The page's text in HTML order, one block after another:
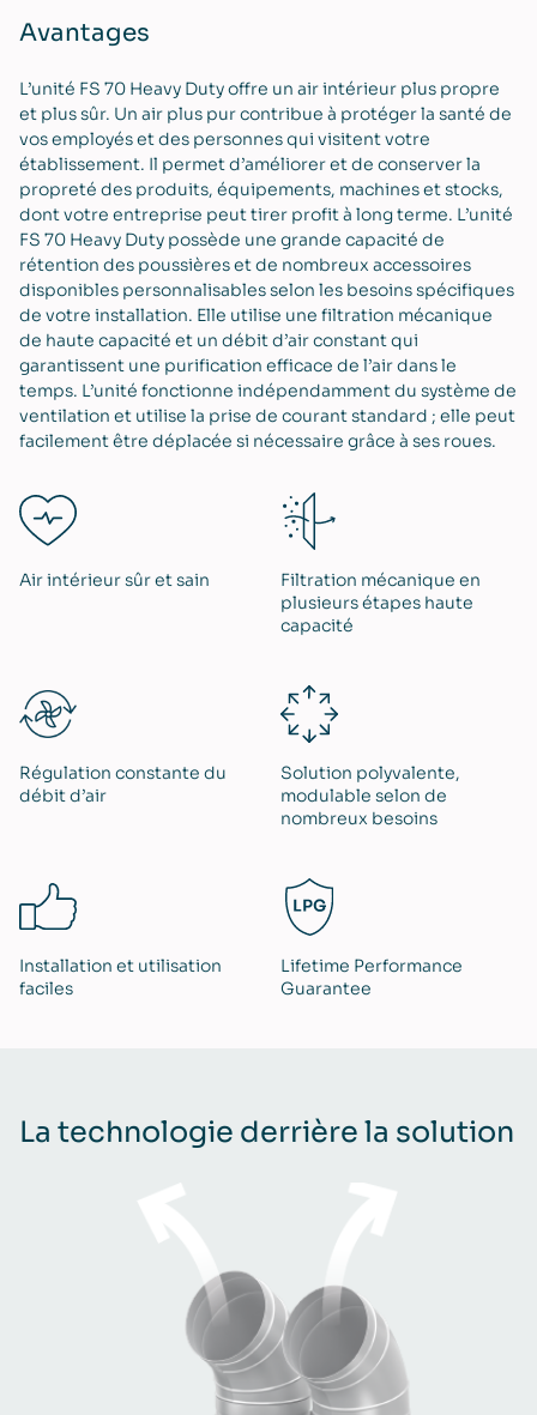
Avantages
L’unité FS 70 Heavy Duty offre un air intérieur plus propre
et plus sûr. Un air plus pur contribue à protéger la santé de
vos employés et des personnes qui visitent votre
établissement. Il permet d’améliorer et de conserver la
propreté des produits, équipements, machines et stocks,
dont votre entreprise peut tirer profit à long terme. L’unité
FS 70 Heavy Duty possède une grande capacité de
rétention des poussières et de nombreux accessoires
disponibles personnalisables selon les besoins spécifiques
de votre installation. Elle utilise une filtration mécanique
de haute capacité et un débit d’air constant qui
garantissent une purification efficace de l’air dans le
temps. L’unité fonctionne indépendamment du système de
ventilation et utilise la prise de courant standard ; elle peut
facilement être déplacée si nécessaire grâce à ses roues.
Air intérieur ​sûr et sain
Filtration mécanique en
plusieurs étapes haute
capacité
Régulation constante du
débit d’air
Solution polyvalente,
modulable selon de
nombreux besoins
Installation et utilisation
faciles
Lifetime Performance
Guarantee
La technologie derrière la solution